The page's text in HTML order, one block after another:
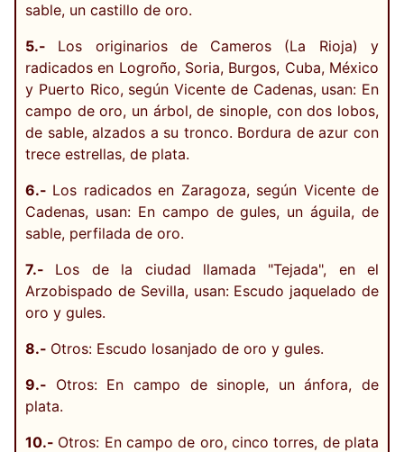
sable, un castillo de oro.
5.- Los originarios de Cameros (La Rioja) y
radicados en Logroño, Soria, Burgos, Cuba, México
y Puerto Rico, según Vicente de Cadenas, usan: En
campo de oro, un árbol, de sinople, con dos lobos,
de sable, alzados a su tronco. Bordura de azur con
trece estrellas, de plata.
6.- Los radicados en Zaragoza, según Vicente de
Cadenas, usan: En campo de gules, un águila, de
sable, perfilada de oro.
7.- Los de la ciudad llamada "Tejada", en el
Arzobispado de Sevilla, usan: Escudo jaquelado de
oro y gules.
8.- Otros: Escudo losanjado de oro y gules.
9.- Otros: En campo de sinople, un ánfora, de
plata.
10.- Otros: En campo de oro, cinco torres, de plata